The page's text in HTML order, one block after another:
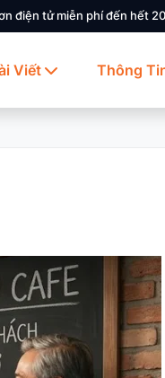
điện tử miễn phí đến hết
Viết Thông